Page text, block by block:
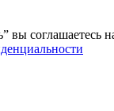
вы соглашаетесь